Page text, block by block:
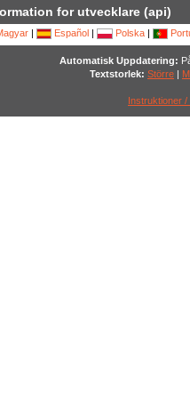
for utvecklare (api)
| Español| Polska|
Automatisk Uppdatering:
Textstorlek: Större |
Instruktioner /